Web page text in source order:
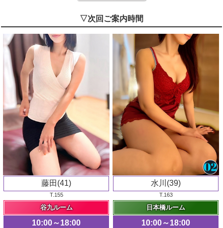
▽次回ご案内時間
藤田(41)
T.155
谷九ルーム
10:00～18:00
水川(39)
T.163
日本橋ルーム
10:00～18:00